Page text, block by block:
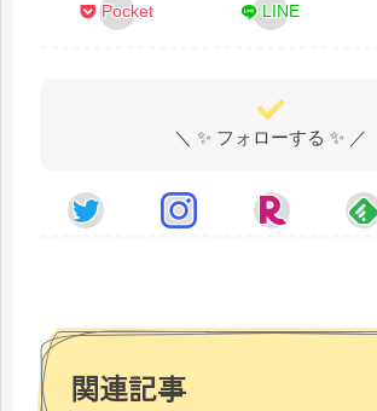
Pocket LINE
＼ ✨ フォローする ✨ ／
関連記事